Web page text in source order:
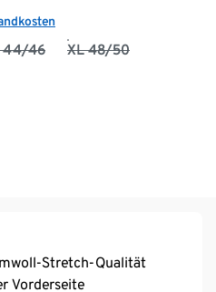
44/46 XL 48/50
Stretch-Qualität
Vorderseite